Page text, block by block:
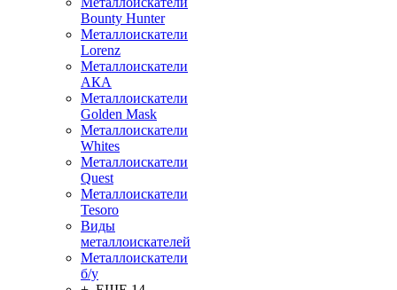
Bounty Hunter
Металлоискатели
Lorenz
Металлоискатели
АКА
Металлоискатели
Golden Mask
Металлоискатели
Whites
Металлоискатели
Quest
Металлоискатели
Tesoro
Виды
металлоискателей
Металлоискатели
б/у